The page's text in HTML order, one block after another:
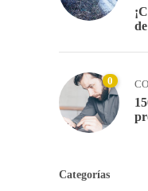
0
Categorías